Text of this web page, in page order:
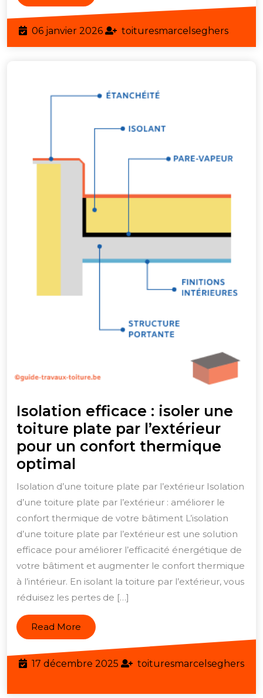
More
06 janvier 202606
janvier
toituresmarcelseghers
Isolation efficace : isoler une
toiture plate par l’extérieur
pour un confort thermique
optimal
efficace
:
isoler
une
toiture
plate
par
l’extérieur
pour
un
confort
optimal
Isolation d’une toiture plate par l’extérieur Isolation
d’une toiture plate par l’extérieur : améliorer le
confort thermique de votre bâtiment L’isolation
d’une toiture plate par l’extérieur est une solution
efficace pour améliorer l’efficacité énergétique de
votre bâtiment et augmenter le confort thermique
à l’intérieur. En isolant la toiture par l’extérieur, vous
réduisez les pertes de […]
Read More Read
More
17 décembre 2025 17
2025
toituresmarcelseghers